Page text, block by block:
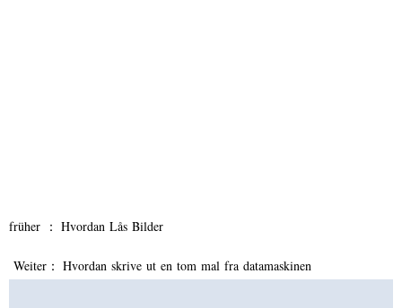
früher ： Hvordan Lås Bilder
Weiter： Hvordan skrive ut en tom mal fra datamaskinen